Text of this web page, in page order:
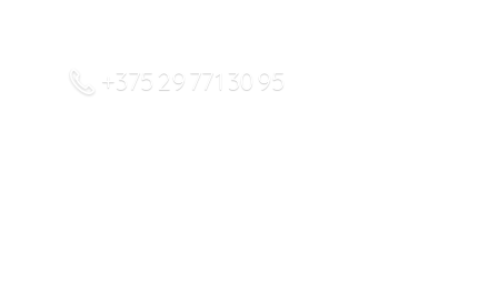
+375 29 771 30 95